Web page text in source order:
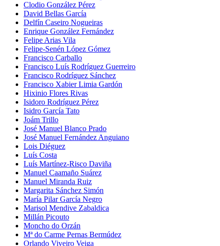
Clodio González Pérez
David Bellas García
Delfín Caseiro Nogueiras
Enrique González Fernández
Felipe Arias Vila
Felipe-Senén López Gómez
Francisco Carballo
Francisco Luís Rodríguez Guerreiro
Francisco Rodríguez Sánchez
Francisco Xabier Limia Gardón
Hixinio Flores Rivas
Isidoro Rodríguez Pérez
Isidro García Tato
Joám Trillo
José Manuel Blanco Prado
José Manuel Fernández Anguiano
Lois Diéguez
Luís Costa
Luís Martínez-Risco Daviña
Manuel Caamaño Suárez
Manuel Miranda Ruiz
Margarita Sánchez Simón
María Pilar García Negro
Marisol Mendive Zabaldica
Millán Picouto
Moncho do Orzán
Mª do Carme Pernas Bermúdez
Orlando Viveiro Veiga